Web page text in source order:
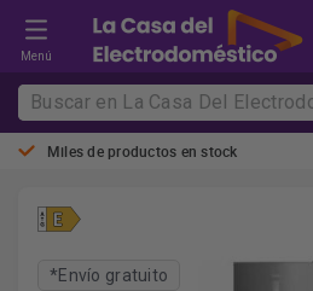
Menú
Miles de productos en stock
*Envío gratuito